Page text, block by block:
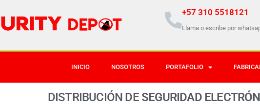
al
contenido
+57 310 5518121
Llama o escribe por
INICIO NOSOTROS PORTAFOLIO
DISTRIBUCIÓN DE SEGURIDAD ELECTRÓN